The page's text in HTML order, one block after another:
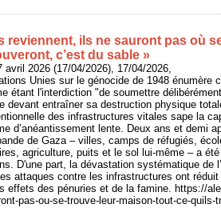
reviennent, ils ne sauront pas où
c’est du sable »
2026 (17/04/2026), 17/04/2026,
Unies sur le génocide de 1948 énumère
étant l'interdiction "de soumettre
devant entraîner sa destruction physique
des infrastructures vitales sape la
d’anéantissement lente. Deux ans et demi
de Gaza – villes, camps de réfugiés,
agriculture, puits et le sol lui-même – a
D'une part, la dévastation systématique de
attaques contre les infrastructures ont
effets des pénuries et de la famine. https://
pas-ou-se-trouve-leur-maison-tout-ce-quils-